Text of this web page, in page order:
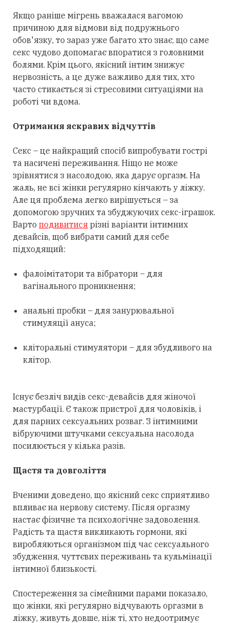
Якщо раніше мігрень вважалася вагомою
причиною для відмови від подружнього
обов'язку, то зараз уже багато хто знає, що саме
секс чудово допомагає впоратися з головними
болями. Крім цього, якісний інтим знижує
нервозність, а це дуже важливо для тих, хто
часто стикається зі стресовими ситуаціями на
роботі чи вдома.
Отримання яскравих відчуттів
Секс – це найкращий спосіб випробувати гострі
та насичені переживання. Ніщо не може
зрівнятися з насолодою, яка дарує оргазм. На
жаль, не всі жінки регулярно кінчають у ліжку.
Але ця проблема легко вирішується – за
допомогою зручних та збуджуючих секс-іграшок.
Варто подивитися різні варіанти інтимних
девайсів, щоб вибрати самий для себе
підходящий:
фалоімітатори та вібратори – для
вагінального проникнення;
анальні пробки – для занурювальної
стимуляції ануса;
кліторальні стимулятори – для збудливого на
клітор.
Існує безліч видів секс-девайсів для жіночої
мастурбації. Є також пристрої для чоловіків, і
для парних сексуальних розваг. З інтимними
вібруючими штучками сексуальна насолода
посилюється у кілька разів.
Щастя та довголіття
Вченими доведено, що якісний секс сприятливо
впливає на нервову систему. Після оргазму
настає фізичне та психологічне задоволення.
Радість та щастя викликають гормони, які
виробляються організмом під час сексуального
збудження, чуттєвих переживань та кульмінації
інтимної близькості.
Спостереження за сімейними парами показало,
що жінки, які регулярно відчувають оргазми в
ліжку, живуть довше, ніж ті, хто недоотримує